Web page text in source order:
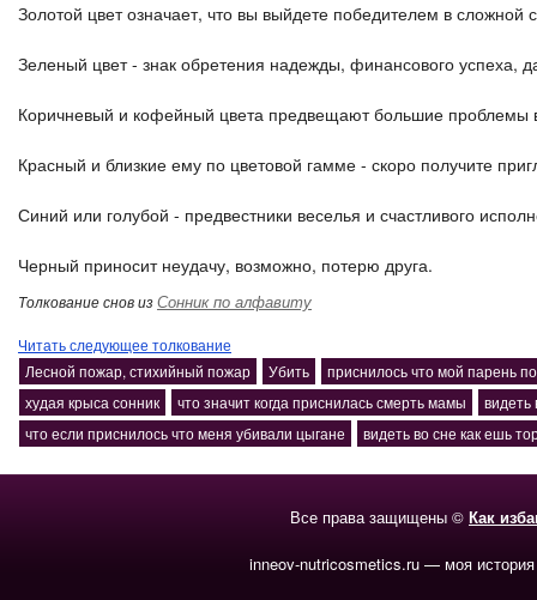
Золотой цвет означает, что вы выйдете победителем в
Зеленый цвет - знак обретения надежды, финансового успеха,
Коричневый и кофейный цвета предвещают большие проблемы
Красный и близкие ему по цветовой гамме - скоро получите
Синий или голубой - предвестники веселья и счастливого
Черный приносит неудачу, возможно, потерю друга.
Толкование снов изСонник по алфавиту
Читать следующее толкование
Лесной пожар, стихийный пожар
Убить
приснилось что мой парень
худая крыса сонник
что значит когда приснилась смерть мамы
что если приснилось что меня убивали цыгане
видеть во сне как ешь
Все права защищены © Как
inneov-nutricosmetics.ru — моя